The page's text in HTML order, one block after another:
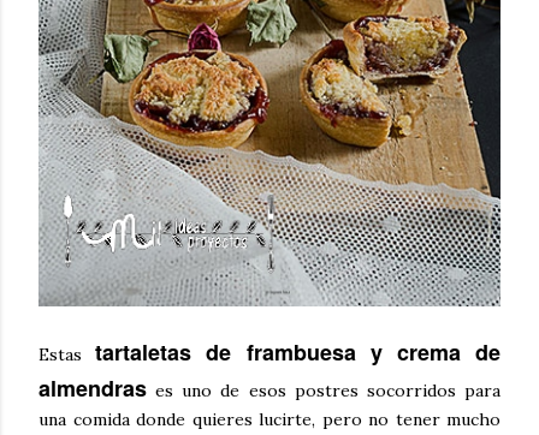
Estastartaletas de frambuesa y crema de
almendras es uno de esos postres socorridos para
una comida donde quieres lucirte, pero no tener mucho